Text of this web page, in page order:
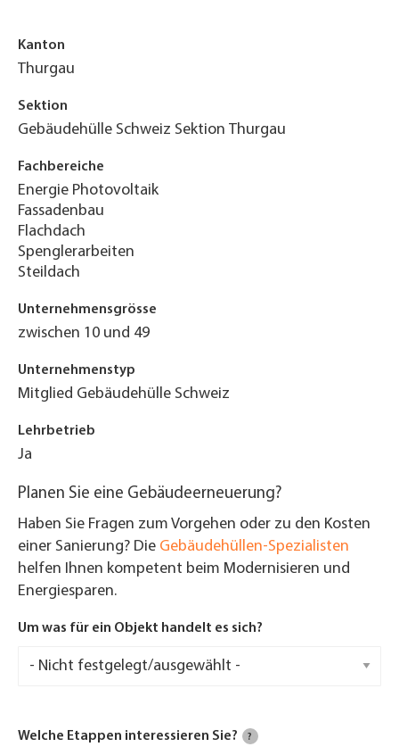
Kanton
Thurgau
Sektion
Gebäudehülle Schweiz Sektion Thurgau
Fachbereiche
Energie Photovoltaik
Fassadenbau
Flachdach
Spenglerarbeiten
Steildach
Unternehmensgrösse
zwischen 10 und 49
Unternehmenstyp
Mitglied Gebäudehülle Schweiz
Lehrbetrieb
Ja
Planen Sie eine Gebäudeerneuerung?
Haben Sie Fragen zum Vorgehen oder zu den Kosten
einer Sanierung? Die Gebäudehüllen-Spezialisten
helfen Ihnen kompetent beim Modernisieren und
Energiesparen.
Um was für ein Objekt handelt es sich?
Welche Etappen interessieren Sie? ?